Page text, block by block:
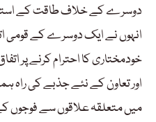
دوسرے کے خلاف طاقت کے
انہوں نے ایک دوسرے کے قومی
خودمختاری کا احترام کرنے پر
اور تعاون کے نئے جذبے کی راہ
میں متعلقہ علاقوں سے فوجوں کے